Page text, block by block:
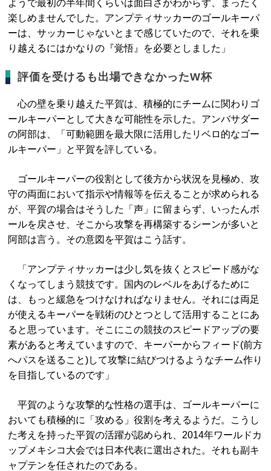
ようで最初の半年間くらいは面白さがわからず、まったく
楽しめませんでした。アンプティサッカーのゴールキーパ
ーは、サッカーじゃないとまで感じていたので、それを乗
り越えるにはかなりの『覚悟』を必要としました」
評価を受けるも出場できなかったW杯
心の壁を乗り越えた平賀は、積極的にチームに関わりゴ
ールキーパーとして大きな可能性を示した。アンバサダー
の阿部は、「可動範囲を最大限に活用したリベロ的なゴー
ルキーパー」と平賀を評している。
ゴールキーパーの役割として後方から状況を見極め、攻
守の両面において指示や情報等を伝えることが求められる
が、平賀の場合はそうした「声」に留まらず、いったんボ
ールを戻させ、そこから攻撃を再構築するシーンが多いと
阿部は言う。その意図を平賀はこう話す。
「アンプティサッカーは少し気を抜くとスピード感がな
くなってしまう競技です。国内のレベルをあげるために
は、もっと緩急をつけなければなりません。それには両足
が使えるキーパーを戦術のひとつとして活用することにあ
ると思っています。そこにこの競技のスピードアップの要
素があると考えていますので、キーパーからフィード(前方
へパスを送ること)して攻撃に結びつけるようなチーム作り
を目指しているのです」
平賀のような攻撃的な性格の選手は、ゴールキーパーに
おいても積極的に「攻める」役割を考えるようだ。こうし
た考えを持った平賀の活躍が認められ、2014年ワールドカ
ップメキシコ大会では日本代表に選出された。それも副キ
ャプテンを任されたのである。